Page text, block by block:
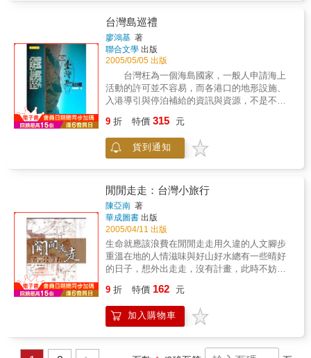
道時一心只想著打敗別人。來騎車環台不是來
比賽，所以更能享受騎車的樂趣。要維持顛
峰，是很辛苦，很孤獨的事。我不能永遠都在
追求金牌，我想要的，是一種平衡的人生。」
（前跆拳道國手暨兩面奧運金牌得主陳怡安）
◎「長途騎車就像在打『動態的禪七』，」環
台是個體能、意志力的考驗，只不過，我們不
是關在禪房裡，而是坐在小小的坐墊上，不斷
踩踏移動著。不論身體的痠痛、一閃即逝的事
作、人生、生命的重新思索。」（偉太廣告總
經理周筱俐）◎「我昨天晚上在飯店上網收
信，看到一封報告，突然覺得，如果我是在上
完那封信，竟然一點反應也沒有，就把電腦關
了。可能是因為這幾天騎車看風景、想事情，
心性有些轉變吧？」（Timberland台灣區總經
理吳美君）搖滾玫瑰粉嫩豋場（按出場順序）
Bonnie 巨大機械執搖滾玫瑰粉嫩豋場◎Bonnie
巨大機械執行副總經理杜?珍，搖滾玫瑰環台團
長，三年級。發願要在60歲以前環台成功。
終就將環台列在人生待辦事項裡。◎Ann 前跆
拳道國手暨兩面奧運金牌得主陳怡安，創辦並
經營怡安（Ann Chen）手工香皂品牌，六年
發，卻又可能一輩子到不了&hellip;&hellip;
本書有導演與台客精心拍攝的台灣美景和
民間總鋪師共同發想的創意美食，讀完本書，
你將發現， 台灣，就是這麼美！ 感謝台客
與導演，喚醒了沈睡在我們心中的台灣美景！
182天外宿的日子，6個不同的城市，47張加油
站的發票，5座被穿越的山脈，13道創意美食，
1台摩托車（直線加速之王）= Anywhere
Somewhere Nowhere ─ passage to food
台灣島巡禮
廖鴻基 著
聯合文學 出版
2005/05/05 出版
台灣枉為一個海島國家，一般人申請海上
活動的許可並不容易，而各港口的地形設施、
入港導引與停泊補給的資訊與資源，不是不足
開港以來從無接待外港船隻的經驗；至於海防
單位，除了執行懷疑公民活動「動機」的天職
外，似乎並無提供航行資訊的功能。總體來
始狀態。繞島航行活動無疑是要從破除這些有
形無形的禁錮開始著手。 彷彿是自我禁錮
在一座大族屋內好多年好多年之後，終於踏出
門限，在戶外寬闊的庭院裡走了一圈。第一
次，終於可以從戶外的角度看到這一座住屋多
樣的外觀、方位和若干曲折變化的轉角處，見
識了大自然的神奇力量，歲月的滄桑。斷崖，
岩礁，三角洲，鼻岬，灣澳，沙丘，階地，等
等，面貌形態特質，都很不一樣，但都是我們
9 折 特價 315 元
貨到通知
閒閒走走：台灣小旅行
陳亞南 著
華成圖書 出版
2005/04/11 出版
生命就應該浪費在閒閒走走用久違的人文腳步
重溫在地的人情滋味與好山好水總有一些晴好
的日子，想外出走走，沒有計畫，此時不妨隨
易的一件事。花個半天無所事事，平常巷弄就
有太多太多的趣味在東萌西竄；走遠一點，到
山巔水濱，漫步徘徊發呆，放一整天的假；周
9 折 特價 162 元
加入購物車